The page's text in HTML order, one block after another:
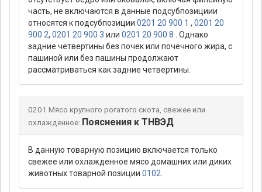
часть, не включаются в данные подсубпозициии
относятся к подсубпозиции 0201 20 900 1 , 0201 20
900 2, 0201 20 900 3 или 0201 20 900 8 . Однако
задние четвертины без почек или почечного жира, с
пашиной или без пашины продолжают
рассматриваться как задние четвертины.
0201 Мясо крупного рогатого скота, свежее или
охлажденное: Пояснения к ТНВЭД
В данную товарную позицию включается только
свежее или охлажденное мясо домашних или диких
животных товарной позиции 0102